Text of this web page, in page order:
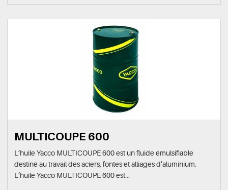
MULTICOUPE 600
L’huile Yacco MULTICOUPE 600 est un fluide émulsifiable
destiné au travail des aciers, fontes et alliages d’aluminium.
L’huile Yacco MULTICOUPE 600 est...